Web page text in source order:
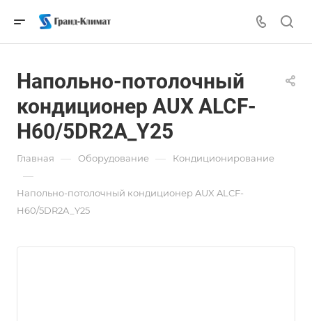
Напольно-потолочный
кондиционер AUX ALCF-
H60/5DR2A_Y25
Главная — Оборудование — Кондиционирование
—
Напольно-потолочный кондиционер AUX ALCF-
H60/5DR2A_Y25